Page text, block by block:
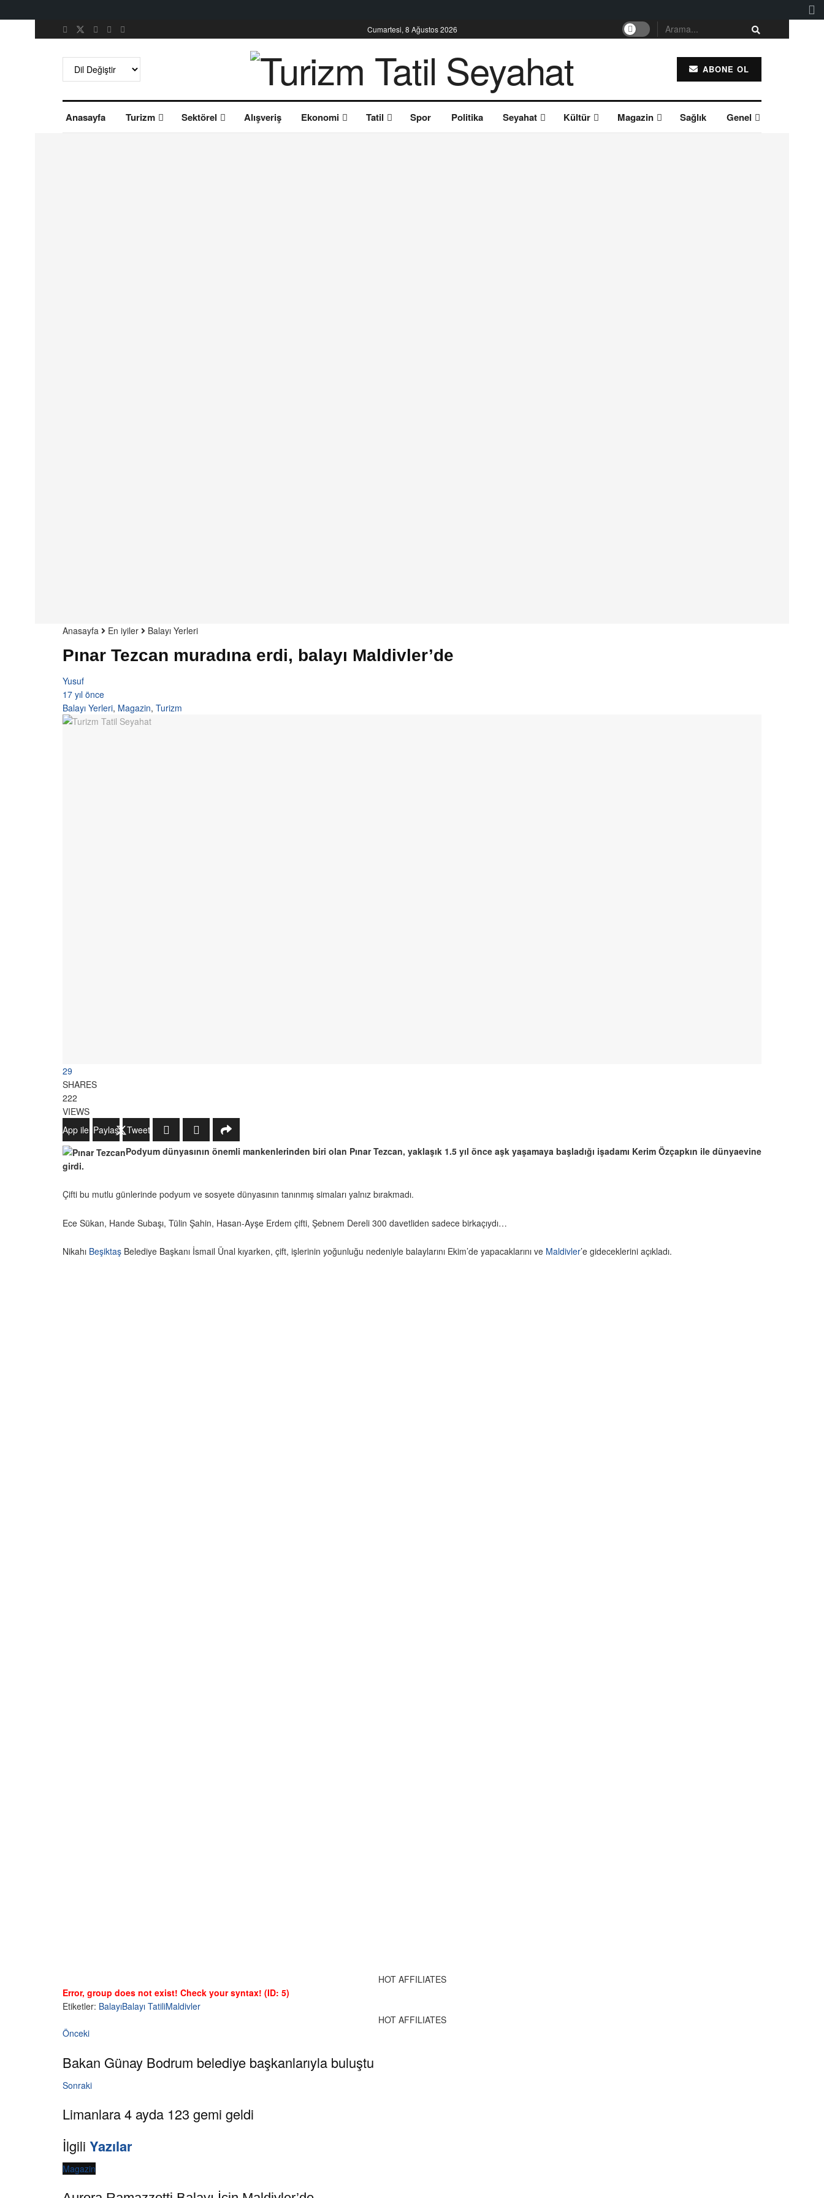
Cumartesi, 8 Ağustos 2026
ABONE OL
Anasayfa Turizm Sektörel Alışveriş Ekonomi Tatil Spor Politika Seyahat Kültür Magazin Sağlık Genel
Anasayfa En iyiler Balayı Yerleri
Pınar Tezcan muradına erdi, balayı Maldivler’de
Yusuf
17 yıl önce
Balayı Yerleri, Magazin, Turizm
29
SHARES
222
VIEWS
WhatsApp ile Gönder
Paylaş
Tweetle
Podyum dünyasının önemli mankenlerinden biri olan Pınar Tezcan, yaklaşık 1.5 yıl önce aşk yaşamaya başladığı işadamı Kerim Özçapkın ile dünyaevine
girdi.
Çifti bu mutlu günlerinde podyum ve sosyete dünyasının tanınmış simaları yalnız bırakmadı.
Ece Sükan, Hande Subaşı, Tülin Şahin, Hasan-Ayşe Erdem çifti, Şebnem Dereli 300 davetliden sadece birkaçıydı…
Nikahı Beşiktaş Belediye Başkanı İsmail Ünal kıyarken, çift, işlerinin yoğunluğu nedeniyle balaylarını Ekim’de yapacaklarını ve Maldivler’e gideceklerini açıkladı.
HOT AFFILIATES
Error, group does not exist! Check your syntax! (ID: 5)
Etiketler: BalayıBalayı TatiliMaldivler
HOT AFFILIATES
Önceki
Bakan Günay Bodrum belediye başkanlarıyla buluştu
Sonraki
Limanlara 4 ayda 123 gemi geldi
İlgili Yazılar
Magazin